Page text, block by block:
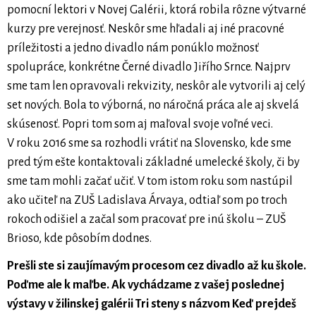
pomocní lektori v Novej Galérii, ktorá robila rôzne výtvarné
kurzy pre verejnosť. Neskôr sme hľadali aj iné pracovné
príležitosti a jedno divadlo nám ponúklo možnosť
spolupráce, konkrétne Černé divadlo Jiřího Srnce. Najprv
sme tam len opravovali rekvizity, neskôr ale vytvorili aj celý
set nových. Bola to výborná, no náročná práca ale aj skvelá
skúsenosť. Popri tom som aj maľoval svoje voľné veci.
V roku 2016 sme sa rozhodli vrátiť na Slovensko, kde sme
pred tým ešte kontaktovali základné umelecké školy, či by
sme tam mohli začať učiť. V tom istom roku som nastúpil
ako učiteľ na ZUŠ Ladislava Árvaya, odtiaľ som po troch
rokoch odišiel a začal som pracovať pre inú školu – ZUŠ
Brioso, kde pôsobím dodnes.
Prešli ste si zaujímavým procesom cez divadlo až ku škole.
Poďme ale k maľbe. Ak vychádzame z vašej poslednej
výstavy v žilinskej galérii Tri steny s názvom Keď prejdeš